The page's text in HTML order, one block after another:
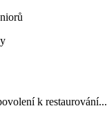
k restaurování...